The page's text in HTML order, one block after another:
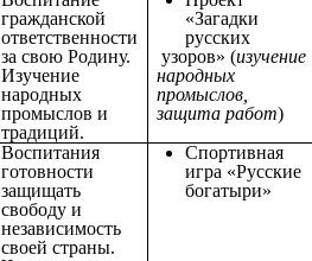
гражданской
ответственности
за свою Родину.
Изучение
народных
промыслов и
традиций.
«Загадки
русских
узоров» (изучение
народных
промыслов,
защита работ)
Воспитания
готовности
защищать
свободу и
независимость
своей страны.
Спортивная
игра «Русские
богатыри»